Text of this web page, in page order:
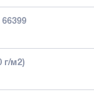
г/м2)